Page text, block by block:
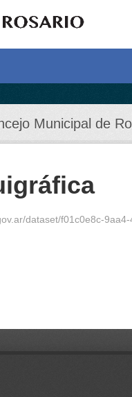
Municipal de
dataset/f01c0e8c-9aa4-